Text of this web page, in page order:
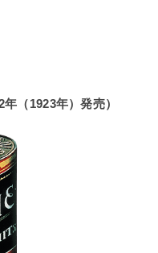
（1923年）発売）